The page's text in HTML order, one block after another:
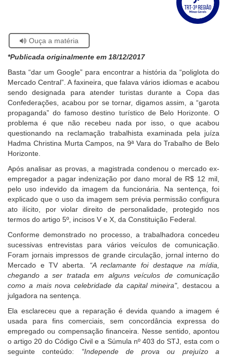
Acervo
Histórico
página
Se
estiver
usando
leitor
de
ignore
botão.
Ele
é
um
de
acessibilidade
para
pessoas
com
baixa
visão.
Ouça a matéria
*Publicada originalmente em 18/12/2017
Basta “dar um Google” para encontrar a história da “poliglota do
Mercado Central”. A faxineira, que falava vários idiomas e acabou
sendo designada para atender turistas durante a Copa das
Confederações, acabou por se tornar, digamos assim, a “garota
propaganda” do famoso destino turístico de Belo Horizonte. O
problema é que não recebeu nada por isso, o que acabou
questionando na reclamação trabalhista examinada pela juíza
Hadma Christina Murta Campos, na 9ª Vara do Trabalho de Belo
Horizonte.
Após analisar as provas, a magistrada condenou o mercado ex-
empregador a pagar indenização por dano moral de R$ 12 mil,
pelo uso indevido da imagem da funcionária. Na sentença, foi
explicado que o uso da imagem sem prévia permissão configura
ato ilícito, por violar direito de personalidade, protegido nos
termos do artigo 5º, incisos V e X, da Constituição Federal.
Conforme demonstrado no processo, a trabalhadora concedeu
sucessivas entrevistas para vários veículos de comunicação.
Foram jornais impressos de grande circulação, jornal interno do
Mercado e TV aberta.
“A reclamante foi destaque na mídia,
chegando a ser tratada em alguns veículos de comunicação
como a mais nova celebridade da capital mineira", destacou a
julgadora na sentença.
Ela esclareceu que a reparação é devida quando a imagem é
usada para fins comerciais, sem concordância expressa do
empregado ou compensação financeira. Nesse sentido, apontou
o artigo 20 do Código Civil e a Súmula nº 403 do STJ, esta com o
seguinte conteúdo: “Independe de prova ou prejuízo a